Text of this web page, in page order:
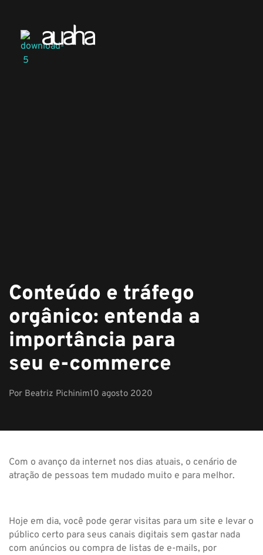
Conteúdo e tráfego
orgânico: entenda a
importância para
seu e-commerce
Por Beatriz Pichinim10 agosto 2020
Com o avanço da internet nos dias atuais, o cenário de
atração de pessoas tem mudado muito e para melhor.
Hoje em dia, você pode gerar visitas para um site e levar o
público certo para seus canais digitais sem gastar nada
com anúncios ou compra de listas de e-mails, por